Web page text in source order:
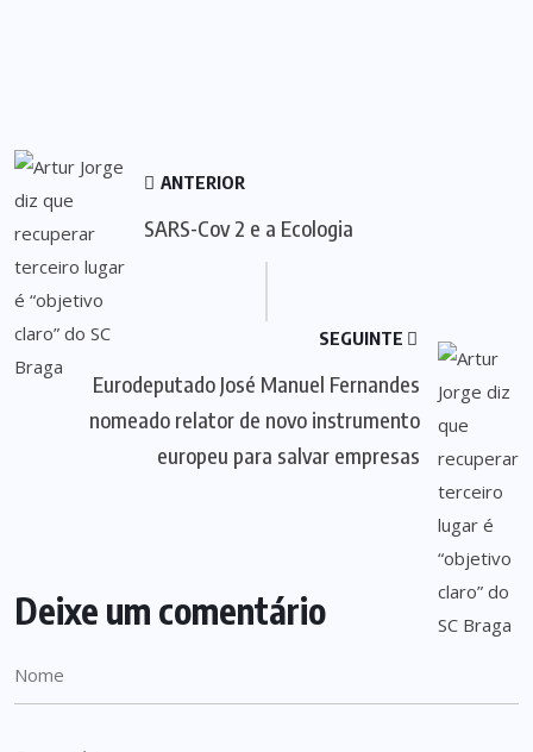
ANTERIOR
SARS-Cov 2 e a Ecologia
SEGUINTE
Eurodeputado José Manuel Fernandes
nomeado relator de novo instrumento
europeu para salvar empresas
Deixe um comentário